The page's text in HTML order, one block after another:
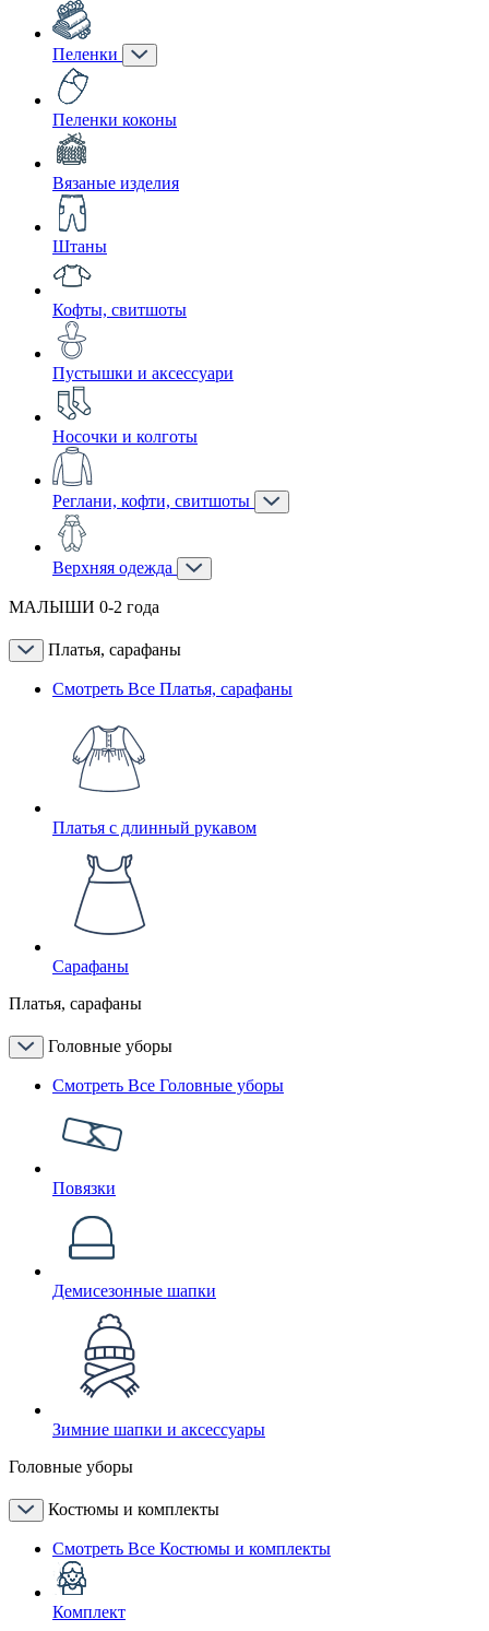
Пеленки
Пеленки коконы
Вязаные изделия
Штаны
Кофты, свитшоты
Пустышки и аксессуари
Носочки и колготы
Реглани, кофти, свитшоты
Верхняя одежда
МАЛЫШИ 0-2 года
Платья, сарафаны
Смотреть Все Платья, сарафаны
Платья с длинный рукавом
Сарафаны
Платья, сарафаны
Головные уборы
Смотреть Все Головные уборы
Повязки
Демисезонные шапки
Зимние шапки и аксессуары
Головные уборы
Костюмы и комплекты
Смотреть Все Костюмы и комплекты
Комплект